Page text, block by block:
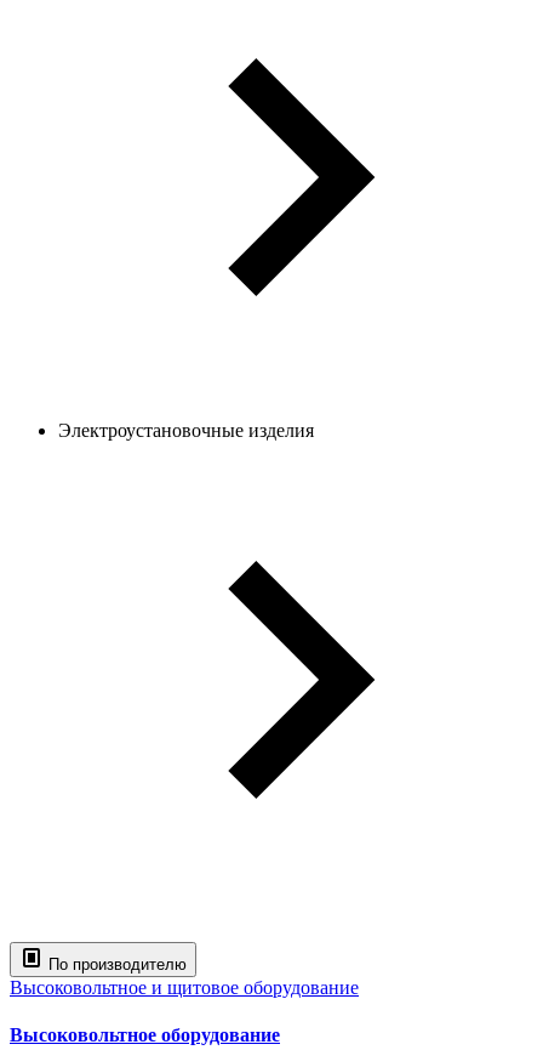
Электроустановочные изделия
По производителю
Высоковольтное и щитовое оборудование
Высоковольтное оборудование